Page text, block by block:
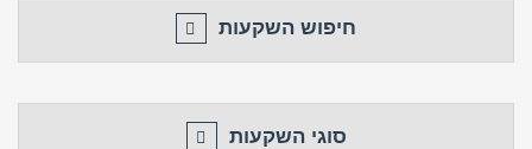
חיפוש השקעות
סוגי השקעות